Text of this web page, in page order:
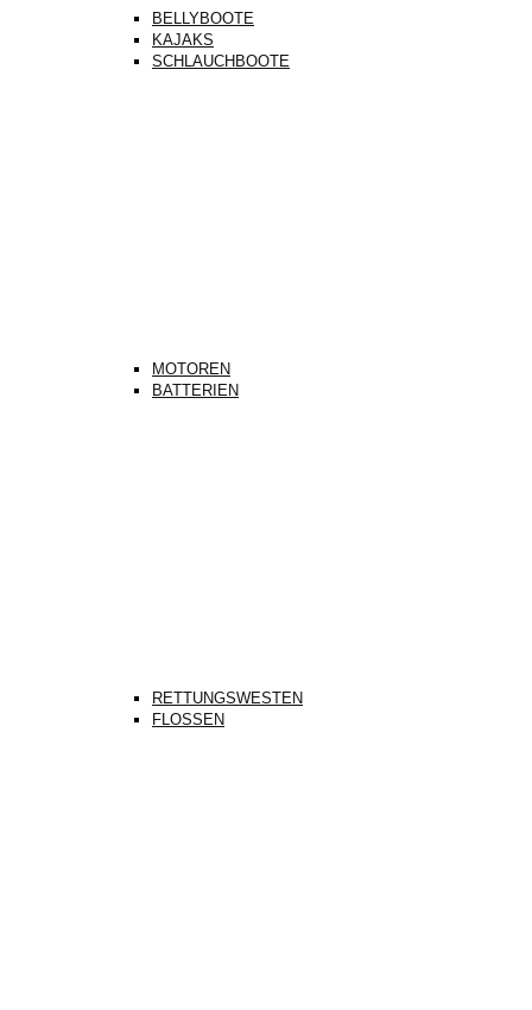
BELLYBOOTE
KAJAKS
SCHLAUCHBOOTE
MOTOREN
BATTERIEN
RETTUNGSWESTEN
FLOSSEN